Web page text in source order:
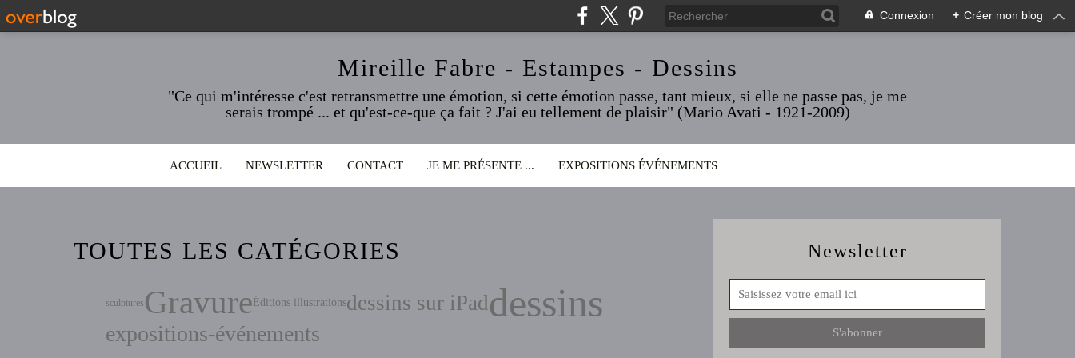
Connexion + Créer mon blog
Mireille Fabre - Estampes - Dessins
"Ce qui m'intéresse c'est retransmettre une émotion, si cette émotion passe, tant mieux, si elle ne passe pas, je me
serais trompé ... et qu'est-ce-que ça fait ? J'ai eu tellement de plaisir" (Mario Avati - 1921-2009)
ACCUEIL NEWSLETTER CONTACT JE ME PRÉSENTE ... EXPOSITIONS ÉVÉNEMENTS
TOUTES LES CATÉGORIES
sculptures Gravure Éditions illustrationsdessins sur iPaddessins
expositions-événements
Newsletter